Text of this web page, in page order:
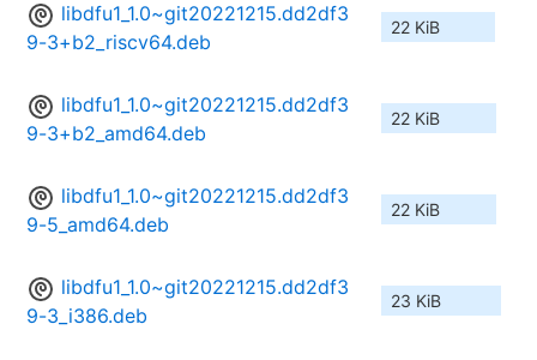
libdfu1_1.0~git20221215.dd2df3
9-3+b2_riscv64.deb
22 KiB
libdfu1_1.0~git20221215.dd2df3
9-3+b2_amd64.deb
22 KiB
libdfu1_1.0~git20221215.dd2df3
9-5_amd64.deb
22 KiB
libdfu1_1.0~git20221215.dd2df3
9-3_i386.deb
23 KiB